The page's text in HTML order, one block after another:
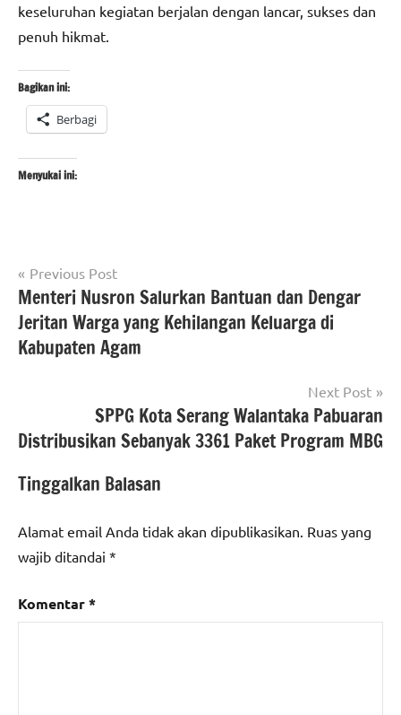
keseluruhan kegiatan berjalan dengan lancar, sukses dan
penuh hikmat.
Bagikan ini:
Berbagi
Menyukai ini:
Tagged
with
#beritabanten
#beritaNasional,
#hutpenaindonews
berita
banten
Berita
kabupaten
kota
serang
berita
Navigasi
pos
Previous Post
Menteri Nusron Salurkan Bantuan dan Dengar
Jeritan Warga yang Kehilangan Keluarga di
Kabupaten Agam
Next Post
SPPG Kota Serang Walantaka Pabuaran
Distribusikan Sebanyak 3361 Paket Program MBG
Tinggalkan Balasan
Alamat email Anda tidak akan dipublikasikan. Ruas yang
wajib ditandai *
Komentar*